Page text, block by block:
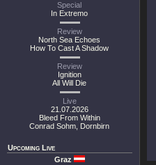
Special
In Extremo
Review
North Sea Echoes
How To Cast A Shadow
Review
Ignition
All Will Die
Live
21.07.2026
Bleed From Within
Conrad Sohm, Dornbirn
Upcoming Live
Graz